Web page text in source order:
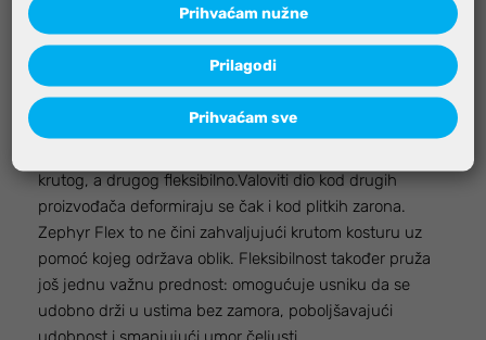
- Anatomski dizajnirani usnik izrađen je od medicinskog
silikona i smanjuje zamor čeljusti.
- Spoj između usnika / kutije ventila i valovite cijevi je
zabrtvljen koje olakšava okreće radi boljeg namještanja
krutog, a drugog fleksibilno.Valoviti dio kod drugih
proizvođača deformiraju se čak i kod plitkih zarona.
Zephyr Flex to ne čini zahvaljujući krutom kosturu uz
pomoć kojeg održava oblik. Fleksibilnost također pruža
još jednu važnu prednost: omogućuje usniku da se
udobno drži u ustima bez zamora, poboljšavajući
Prihvaćam nužne
Prilagodi
Prihvaćam sve